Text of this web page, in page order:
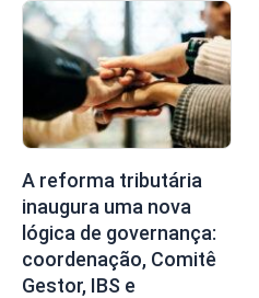
A reforma tributária
inaugura uma nova
lógica de governança:
coordenação, Comitê
Gestor, IBS e